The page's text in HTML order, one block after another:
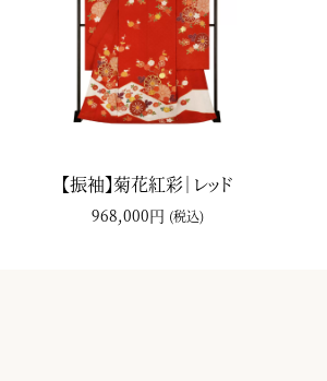
【振袖】菊花紅彩｜レッド
968,000円 (税込)